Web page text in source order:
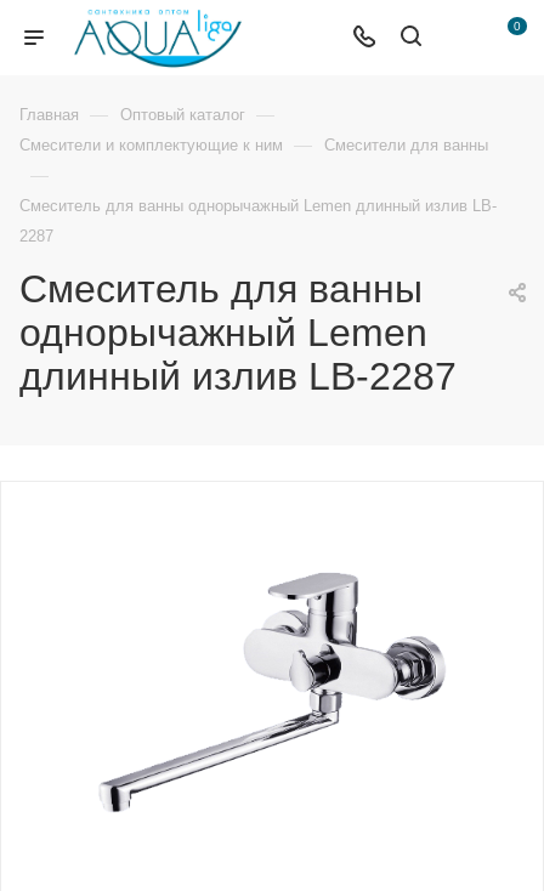
0
Главная — Оптовый каталог —
Смесители и комплектующие к ним — Смесители для ванны
—
Смеситель для ванны однорычажный Lemen длинный излив LB-
2287
Смеситель для ванны
однорычажный Lemen
длинный излив LB-2287